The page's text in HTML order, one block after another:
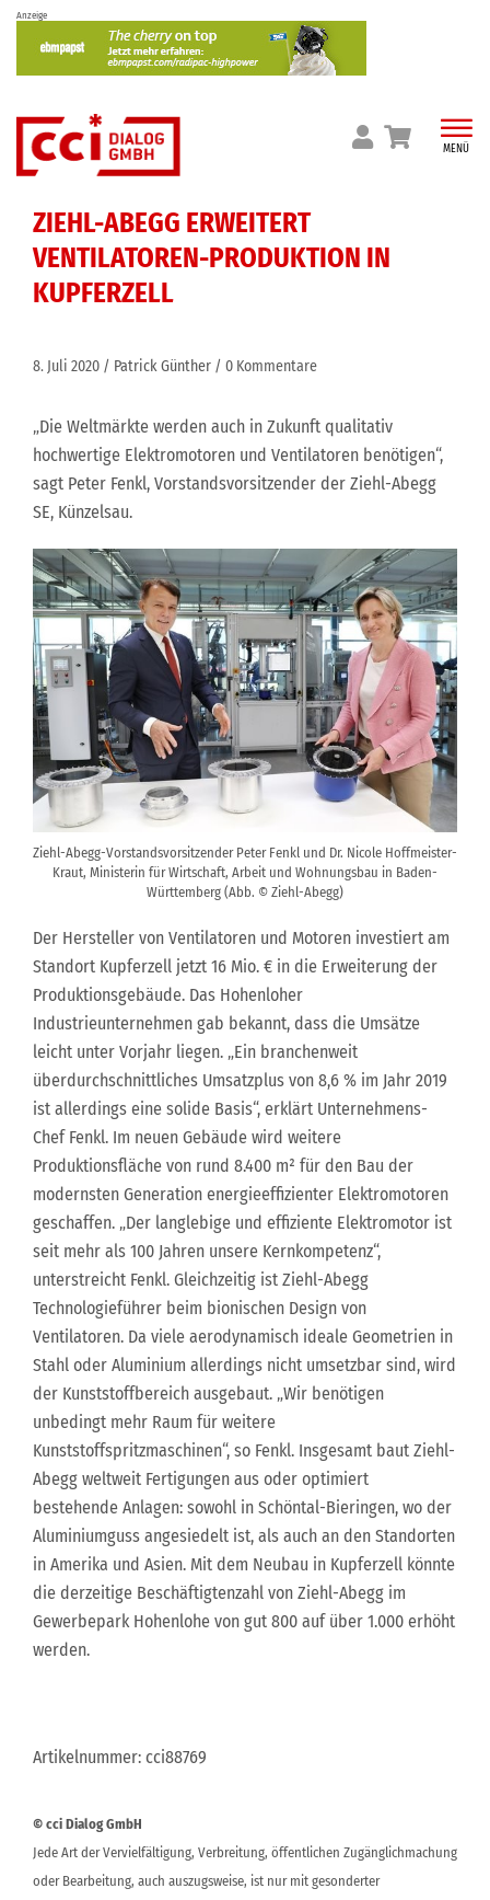
Skip
content
Anzeige
MENÜ
ZIEHL-ABEGG ERWEITERT
VENTILATOREN-PRODUKTION IN
KUPFERZELL
8. Juli 2020 Patrick Günther 0 Kommentare
„Die Weltmärkte werden auch in Zukunft qualitativ
hochwertige Elektromotoren und Ventilatoren benötigen“,
sagt Peter Fenkl, Vorstandsvorsitzender der Ziehl-Abegg
SE, Künzelsau.
Ziehl-Abegg-Vorstandsvorsitzender Peter Fenkl und Dr. Nicole Hoffmeister-
Kraut, Ministerin für Wirtschaft, Arbeit und Wohnungsbau in Baden-
Württemberg (Abb. © Ziehl-Abegg)
Der Hersteller von Ventilatoren und Motoren investiert am
Standort Kupferzell jetzt 16 Mio. € in die Erweiterung der
Produktionsgebäude. Das Hohenloher
Industrieunternehmen gab bekannt, dass die Umsätze
leicht unter Vorjahr liegen. „Ein branchenweit
überdurchschnittliches Umsatzplus von 8,6 % im Jahr 2019
ist allerdings eine solide Basis“, erklärt Unternehmens-
Chef Fenkl. Im neuen Gebäude wird weitere
Produktionsfläche von rund 8.400 m² für den Bau der
modernsten Generation energieeffizienter Elektromotoren
geschaffen. „Der langlebige und effiziente Elektromotor ist
seit mehr als 100 Jahren unsere Kernkompetenz“,
unterstreicht Fenkl. Gleichzeitig ist Ziehl-Abegg
Technologieführer beim bionischen Design von
Ventilatoren. Da viele aerodynamisch ideale Geometrien in
Stahl oder Aluminium allerdings nicht umsetzbar sind, wird
der Kunststoffbereich ausgebaut. „Wir benötigen
unbedingt mehr Raum für weitere
Kunststoffspritzmaschinen“, so Fenkl. Insgesamt baut Ziehl-
Abegg weltweit Fertigungen aus oder optimiert
bestehende Anlagen: sowohl in Schöntal-Bieringen, wo der
Aluminiumguss angesiedelt ist, als auch an den Standorten
in Amerika und Asien. Mit dem Neubau in Kupferzell könnte
die derzeitige Beschäftigtenzahl von Ziehl-Abegg im
Gewerbepark Hohenlohe von gut 800 auf über 1.000 erhöht
werden.
Artikelnummer: cci88769
© cci Dialog GmbH
Jede Art der Vervielfältigung, Verbreitung, öffentlichen Zugänglichmachung
oder Bearbeitung, auch auszugsweise, ist nur mit gesonderter